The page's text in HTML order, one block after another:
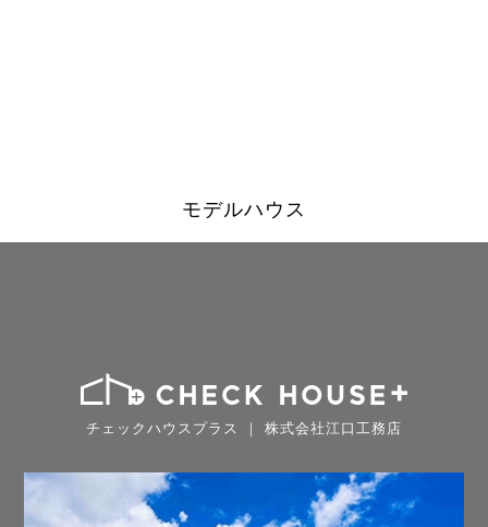
モデルハウス
チェックハウスプラス ｜ 株式会社江口工務店